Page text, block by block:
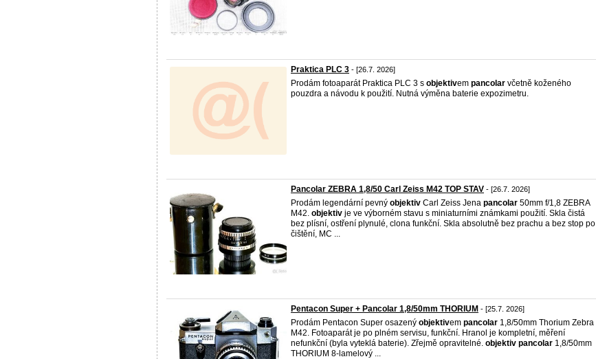
Praktica PLC 3 - [26.7. 2026]
Prodám fotoaparát Praktica PLC 3 s objektivem pancolar včetně koženého
pouzdra a návodu k použití. Nutná výměna baterie expozimetru.
Pancolar ZEBRA 1,8/50 Carl Zeiss M42 TOP STAV - [26.7. 2026]
Prodám legendární pevný objektiv Carl Zeiss Jena pancolar 50mm f/1,8 ZEBRA
M42. objektiv je ve výborném stavu s miniaturními známkami použití. Skla čistá
bez plísní, ostření plynulé, clona funkční. Skla absolutně bez prachu a bez stop po
čištění, MC ...
Pentacon Super + Pancolar 1,8/50mm THORIUM - [25.7. 2026]
Prodám Pentacon Super osazený objektivem pancolar 1,8/50mm Thorium Zebra
M42. Fotoaparát je po plném servisu, funkční. Hranol je kompletní, měření
nefunkční (byla vyteklá baterie). Zřejmě opravitelné. objektiv pancolar 1,8/50mm
THORIUM 8-lamelový ...